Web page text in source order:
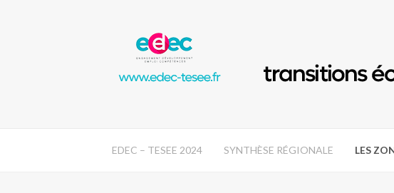
EDEC – TESEE 2024 SYNTHÈSE RÉGIONALE LES